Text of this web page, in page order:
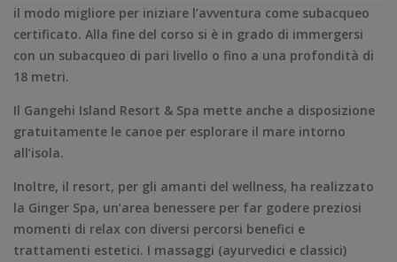
il modo migliore per iniziare l’avventura come subacqueo
certificato. Alla fine del corso si è in grado di immergersi
con un subacqueo di pari livello o fino a una profondità di
18 metri.
Il Gangehi Island Resort & Spa mette anche a disposizione
gratuitamente le canoe per esplorare il mare intorno
all’isola.
Inoltre, il resort, per gli amanti del wellness, ha realizzato
la Ginger Spa, un’area benessere per far godere preziosi
momenti di relax con diversi percorsi benefici e
trattamenti estetici. I massaggi (ayurvedici e classici)